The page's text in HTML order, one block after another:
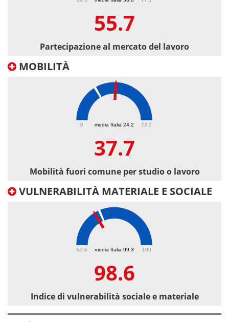
55.7
Partecipazione al mercato del lavoro
MOBILITÀ
media Italia 24.2
0 73.2
37.7
Mobilità fuori comune per studio o lavoro
VULNERABILITÀ MATERIALE E SOCIALE
media Italia 99.3
93.6 109
98.6
Indice di vulnerabilità sociale e materiale